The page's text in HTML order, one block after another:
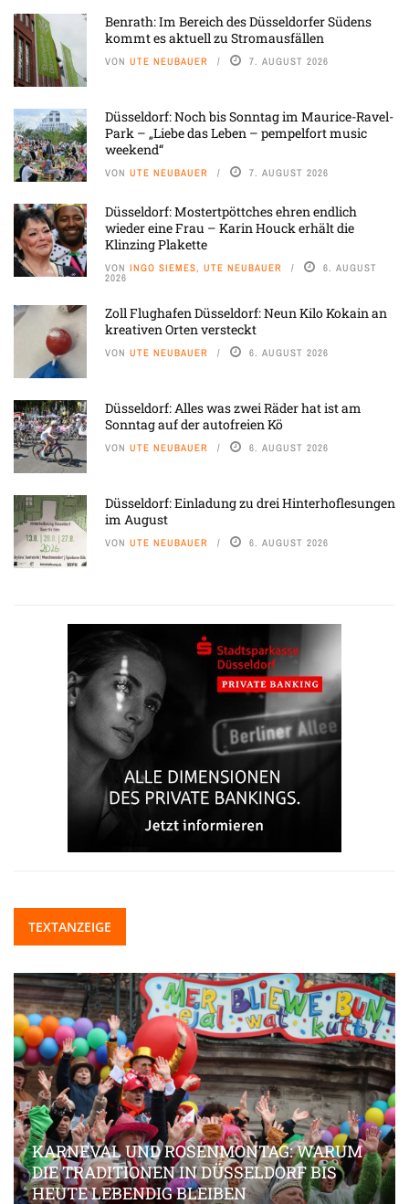
Benrath: Im Bereich des Düsseldorfer Südens
kommt es aktuell zu Stromausfällen
VON UTE NEUBAUER 7. AUGUST 2026
Düsseldorf: Noch bis Sonntag im Maurice-Ravel-
Park – „Liebe das Leben – pempelfort music
weekend“
VON UTE NEUBAUER 7. AUGUST 2026
Düsseldorf: Mostertpöttches ehren endlich
wieder eine Frau – Karin Houck erhält die
Klinzing Plakette
VON INGO SIEMES, UTE NEUBAUER 6. AUGUST
2026
Zoll Flughafen Düsseldorf: Neun Kilo Kokain an
kreativen Orten versteckt
VON UTE NEUBAUER 6. AUGUST 2026
Düsseldorf: Alles was zwei Räder hat ist am
Sonntag auf der autofreien Kö
VON UTE NEUBAUER 6. AUGUST 2026
Düsseldorf: Einladung zu drei Hinterhoflesungen
im August
VON UTE NEUBAUER 6. AUGUST 2026
TEXTANZEIGE
KARNEVAL UND ROSENMONTAG: WARUM
DIE TRADITIONEN IN DÜSSELDORF BIS
HEUTE LEBENDIG BLEIBEN